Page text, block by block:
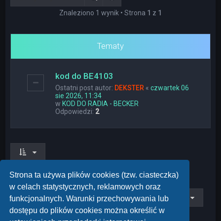
Strona ta używa plików cookies (tzw. ciasteczka)
w celach statystycznych, reklamowych oraz
funkcjonalnych. Warunki przechowywania lub
dostępu do plików cookies można określić w
Znaleziono 1 wynik • Strona 1 z 1
Tematy
kod do BE4103
Ostatni post autor: DEKSTER «czwartek 06
sie 2026, 11:34
w KOD DO RADIA - BECKER
Odpowiedzi: 2
Przejdź do